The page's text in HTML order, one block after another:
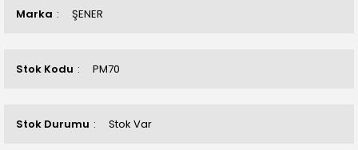
Marka ŞENER
Stok Kodu PM70
Stok Durumu Stok Var